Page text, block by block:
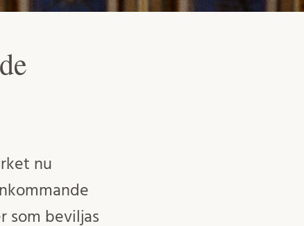
nu
som beviljas